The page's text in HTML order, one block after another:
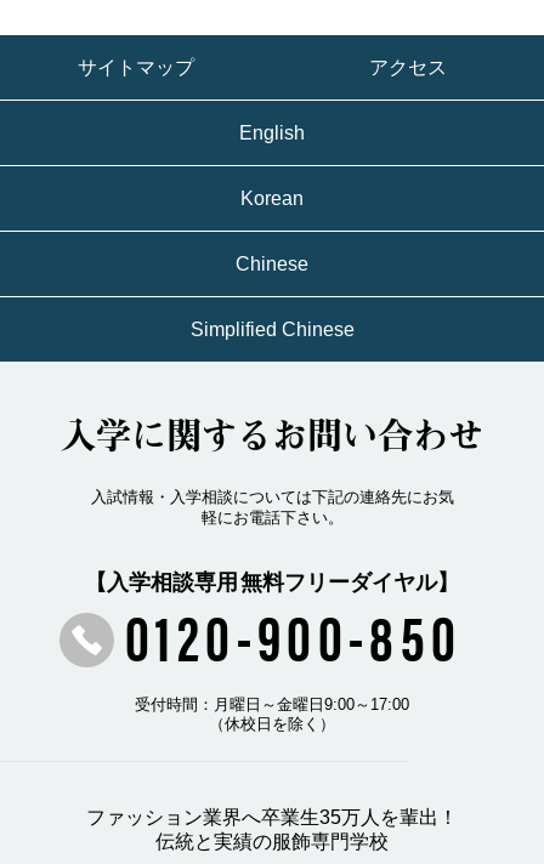
サイトマップ アクセス
English
Korean
Chinese
Simplified Chinese
入学に関するお問い合わせ
入試情報・入学相談については下記の連絡先にお気
軽にお電話下さい。
0120-900-850
【入学相談専用 無料フリーダイヤル】
受付時間：月曜日～金曜日9:00～17:00
（休校日を除く）
ファッション業界へ卒業生35万人を輩出！
伝統と実績の服飾専門学校